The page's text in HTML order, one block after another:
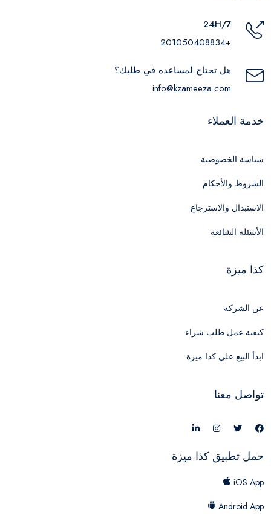
24H/7
+201050408834
هل تحتاج لمساعده في طلبك؟
info@kzameeza.com
خدمة العملاء
سياسة الخصوصية
الشروط والأحكام
الاستبدال والاسترجاع
الأسئلة الشائعة
كذا ميزة
عن الشركة
كيفية عمل طلب شراء
ابدأ البيع علي كذا ميزة
تواصل معنا
حمل تطبيق كذا ميزة
iOS App
Android App